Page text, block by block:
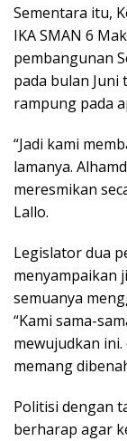
Sementara itu,
IKA SMAN 6
pembangunan
pada bulan Juni
rampung pada
“Jadi kami
lamanya.
meresmikan
Lallo.
Legislator dua
menyampaikan
semuanya
“Kami sama-
mewujudkan
memang
Politisi dengan
berharap agar